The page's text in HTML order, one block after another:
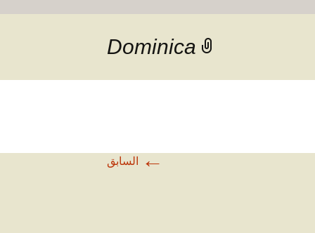
Dominica
← السابق